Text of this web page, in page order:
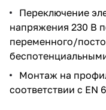
Переключение
напряжения 230 В
переменного/
Монтаж на
соответствии с EN